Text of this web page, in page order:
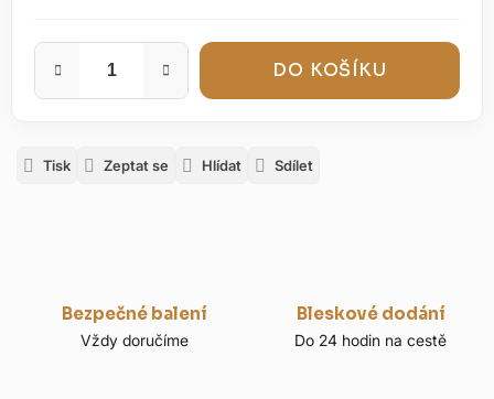
DO KOŠÍKU
Tisk Zeptat se Hlídat Sdílet
Bezpečné balení
Vždy doručíme
Bleskové dodání
Do 24 hodin na cestě